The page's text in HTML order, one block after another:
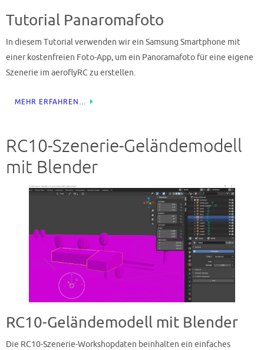
Tutorial Panaromafoto
In diesem Tutorial verwenden wir ein Samsung Smartphone mit
einer kostenfreien Foto-App, um ein Panoramafoto für eine eigene
Szenerie im aeroflyRC zu erstellen.
MEHR ERFAHREN…
RC10-Szenerie-Geländemodell
mit Blender
RC10-Geländemodell mit Blender
Die RC10-Szenerie-Workshopdaten beinhalten ein einfaches